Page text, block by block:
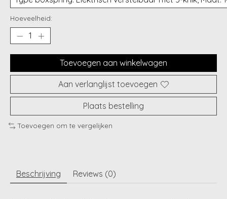
Hoeveelheid:
Toevoegen aan winkelwagen
Aan verlanglijst toevoegen
Plaats bestelling
Toevoegen om te vergelijken
Beschrijving Reviews (0)